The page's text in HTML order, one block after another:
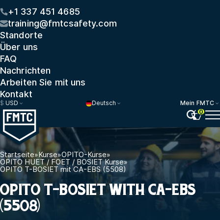
+1 337 451 4685
training@fmtcsafety.com
Standorte
Über uns
FAQ
Nachrichten
Arbeiten Sie mit uns
Kontakt
$ USD Deutsch
Mein FMTC
0
Startseite»Kurse»OPITO-Kurse»
OPITO HUET / FOET / BOSIET Kurse»
OPITO T-BOSIET mit CA-EBS (5508)
OPITO T-BOSIET WITH CA-EBS
(5508)